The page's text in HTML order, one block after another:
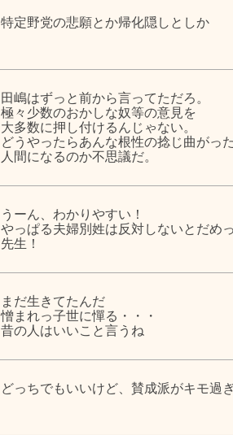
特定野党の悲願とか帰化隠しとしか
田嶋はずっと前から言ってただろ。
極々少数のおかしな奴等の意見を
大多数に押し付けるんじゃない。
どうやったらあんな根性の捻じ曲がった
人間になるのか不思議だ。
うーん、わかりやすい！
やっぱる夫婦別姓は反対しないとだめ
先生！
まだ生きてたんだ
憎まれっ子世に憚る・・・
昔の人はいいこと言うね
どっちでもいいけど、賛成派がキモ過